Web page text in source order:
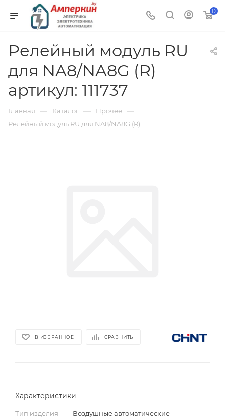
0
Релейный модуль RU
для NA8/NA8G (R)
артикул: 111737
Главная — Каталог — Прочее —
Релейный модуль RU для NA8/NA8G (R)
В ИЗБРАННОЕ СРАВНИТЬ
Характеристики
Тип изделия — Воздушные автоматические